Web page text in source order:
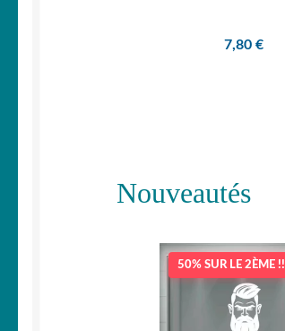
7,80 €
Nouveautés
50% SUR LE 2ÈME !!